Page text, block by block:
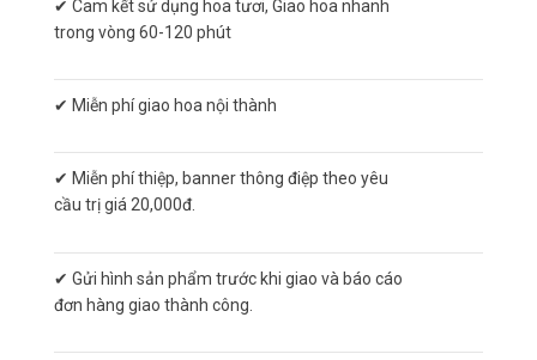
✔ Cam kết sử dụng hoa tươi, Giao hoa nhanh
trong vòng 60-120 phút
✔ Miễn phí giao hoa nội thành
✔ Miễn phí thiệp, banner thông điệp theo yêu
cầu trị giá 20,000đ.
✔ Gửi hình sản phẩm trước khi giao và báo cáo
đơn hàng giao thành công.